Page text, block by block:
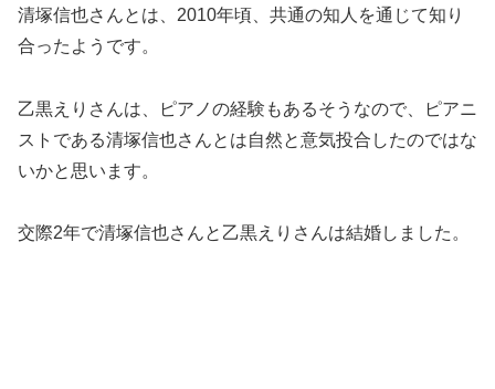
清塚信也さんとは、2010年頃、共通の知人を通じて知り
合ったようです。
乙黒えりさんは、ピアノの経験もあるそうなので、ピアニ
ストである清塚信也さんとは自然と意気投合したのではな
いかと思います。
交際2年で清塚信也さんと乙黒えりさんは結婚しました。